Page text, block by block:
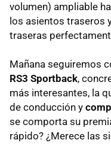
volumen) ampliable
los asientos traseros
traseras
Mañana seguiremos
RS3 Sportback,
más interesantes, la
de conducción y
se comporta su
rápido? ¿Merece las